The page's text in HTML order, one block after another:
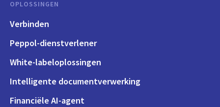
OPLOSSINGEN
Verbinden
Peppol-dienstverlener
White-labeloplossingen
Intelligente documentverwerking
Financiële AI-agent